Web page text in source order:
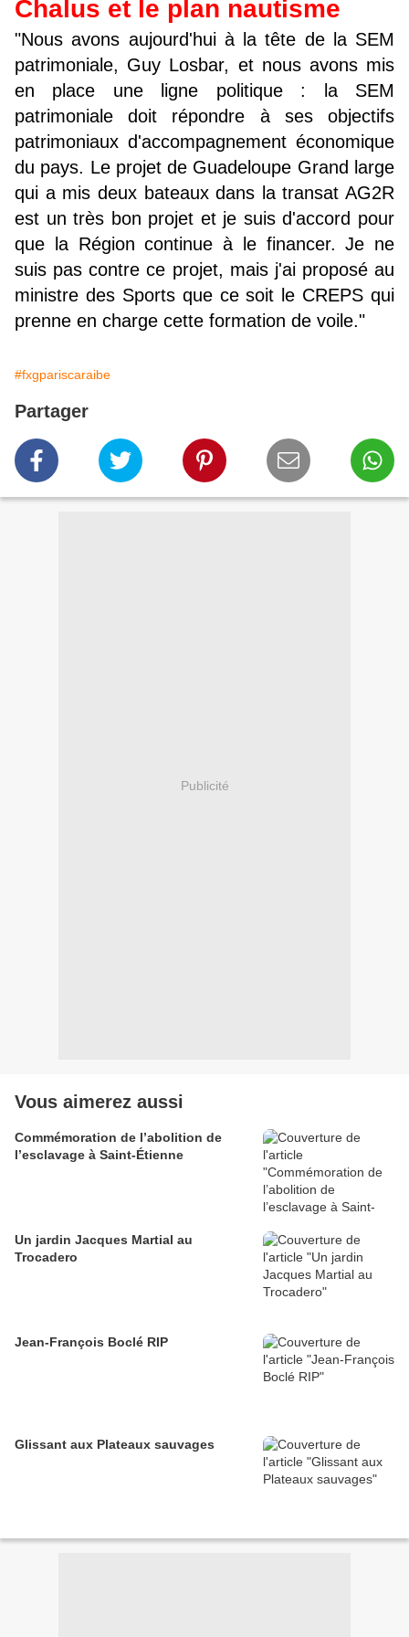
Chalus et le plan nautisme
"Nous avons aujourd'hui à la tête de la SEM
patrimoniale, Guy Losbar, et nous avons mis
en place une ligne politique : la SEM
patrimoniale doit répondre à ses objectifs
patrimoniaux d'accompagnement économique
du pays. Le projet de Guadeloupe Grand large
qui a mis deux bateaux dans la transat AG2R
est un très bon projet et je suis d'accord pour
que la Région continue à le financer. Je ne
suis pas contre ce projet, mais j'ai proposé au
ministre des Sports que ce soit le CREPS qui
prenne en charge cette formation de voile."
#fxgpariscaraibe
Partager
Publicité
Vous aimerez aussi
Commémoration de l’abolition de
l’esclavage à Saint-Étienne
Un jardin Jacques Martial au
Trocadero
Jean-François Boclé RIP
Glissant aux Plateaux sauvages